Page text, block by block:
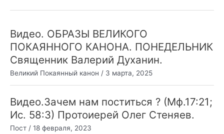
Видео. ОБРАЗЫ ВЕЛИКОГО
ПОКАЯННОГО КАНОНА. ПОНЕДЕЛЬНИК
Священник Валерий Духанин.
Великий Покаянный канон / 3 марта, 2025
Видео.Зачем нам поститься ? (Мф.17:21;
Ис. 58:3) Протоиерей Олег Стеняев.
Пост / 18 февраля, 2023